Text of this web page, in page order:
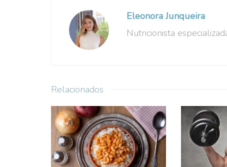
Eleonora Junqueira
Nutricionista
Relacionados